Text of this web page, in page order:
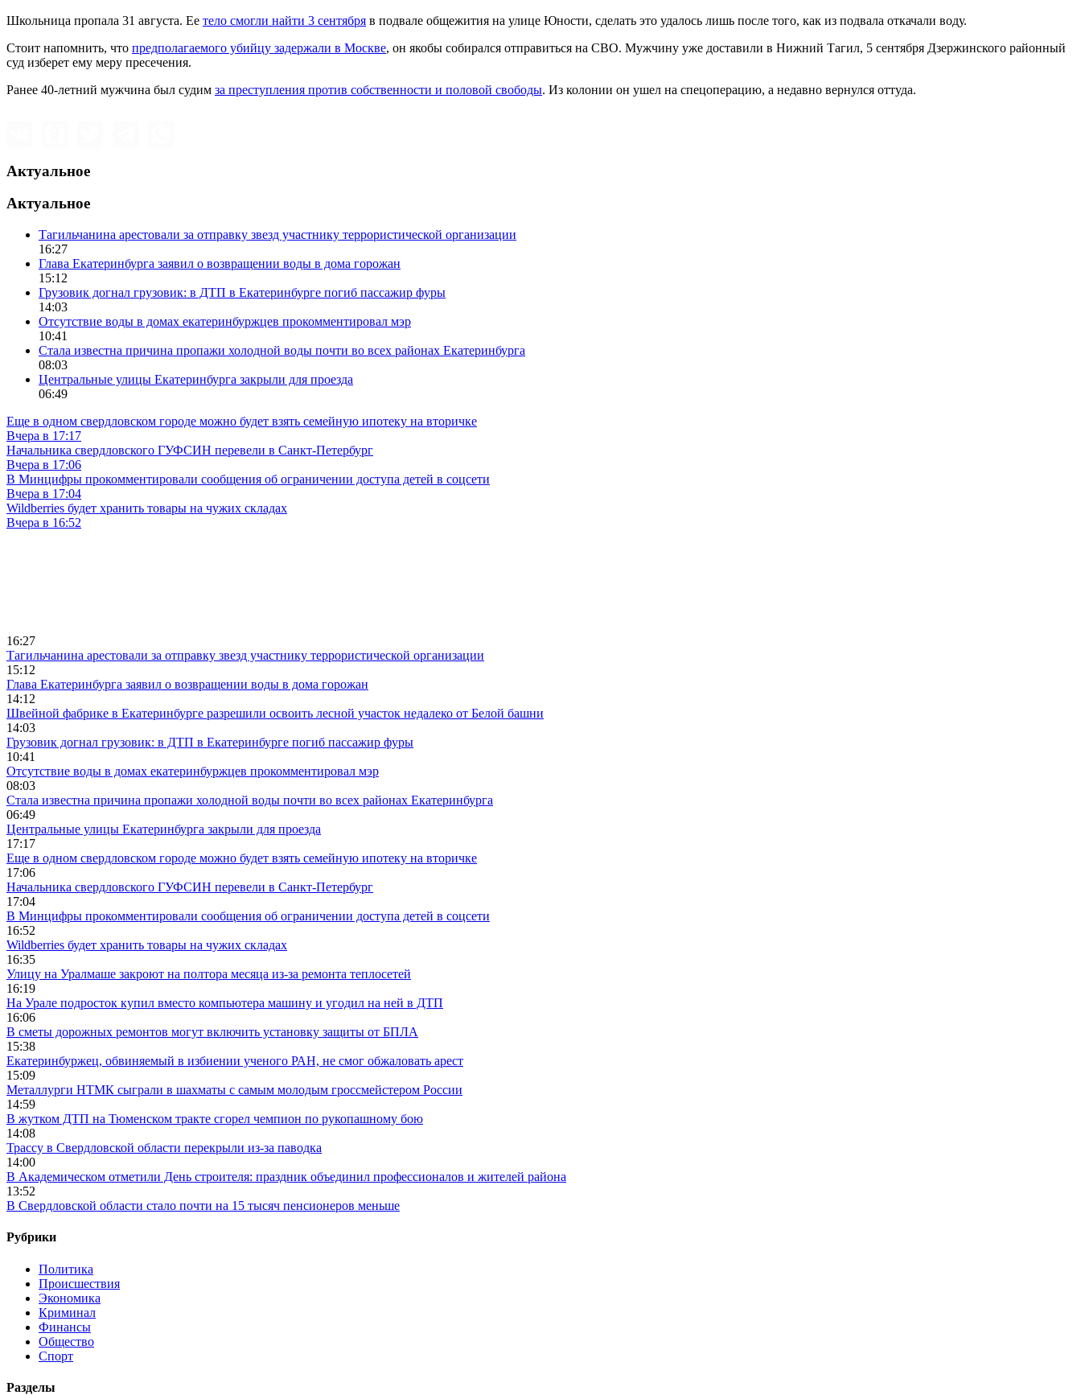
Школьница пропала 31 августа. Ее тело смогли найти 3 сентября в подвале общежития на улице Юности, сделать это удалось лишь после того, как из подвала откачали воду.
Стоит напомнить, что предполагаемого убийцу задержали в Москве, он якобы собирался отправиться на СВО. Мужчину уже доставили в Нижний Тагил, 5 сентября Дзержинского районный
суд изберет ему меру пресечения.
Ранее 40-летний мужчина был судим за преступления против собственности и половой свободы. Из колонии он ушел на спецоперацию, а недавно вернулся оттуда.
Актуальное
Актуальное
Тагильчанина арестовали за отправку звезд участнику террористической организации
16:27
Глава Екатеринбурга заявил о возвращении воды в дома горожан
15:12
Грузовик догнал грузовик: в ДТП в Екатеринбурге погиб пассажир фуры
14:03
Отсутствие воды в домах екатеринбуржцев прокомментировал мэр
10:41
Стала известна причина пропажи холодной воды почти во всех районах Екатеринбурга
08:03
Центральные улицы Екатеринбурга закрыли для проезда
06:49
Еще в одном свердловском городе можно будет взять семейную ипотеку на вторичке
Вчера в 17:17
Начальника свердловского ГУФСИН перевели в Санкт-Петербург
Вчера в 17:06
В Минцифры прокомментировали сообщения об ограничении доступа детей в соцсети
Вчера в 17:04
Wildberries будет хранить товары на чужих складах
Вчера в 16:52
16:27
Тагильчанина арестовали за отправку звезд участнику террористической организации
15:12
Глава Екатеринбурга заявил о возвращении воды в дома горожан
14:12
Швейной фабрике в Екатеринбурге разрешили освоить лесной участок недалеко от Белой башни
14:03
Грузовик догнал грузовик: в ДТП в Екатеринбурге погиб пассажир фуры
10:41
Отсутствие воды в домах екатеринбуржцев прокомментировал мэр
08:03
Стала известна причина пропажи холодной воды почти во всех районах Екатеринбурга
06:49
Центральные улицы Екатеринбурга закрыли для проезда
17:17
Еще в одном свердловском городе можно будет взять семейную ипотеку на вторичке
17:06
Начальника свердловского ГУФСИН перевели в Санкт-Петербург
17:04
В Минцифры прокомментировали сообщения об ограничении доступа детей в соцсети
16:52
Wildberries будет хранить товары на чужих складах
16:35
Улицу на Уралмаше закроют на полтора месяца из-за ремонта теплосетей
16:19
На Урале подросток купил вместо компьютера машину и угодил на ней в ДТП
16:06
В сметы дорожных ремонтов могут включить установку защиты от БПЛА
15:38
Екатеринбуржец, обвиняемый в избиении ученого РАН, не смог обжаловать арест
15:09
Металлурги НТМК сыграли в шахматы с самым молодым гроссмейстером России
14:59
В жутком ДТП на Тюменском тракте сгорел чемпион по рукопашному бою
14:08
Трассу в Свердловской области перекрыли из-за паводка
14:00
В Академическом отметили День строителя: праздник объединил профессионалов и жителей района
13:52
В Свердловской области стало почти на 15 тысяч пенсионеров меньше
Рубрики
Политика
Происшествия
Экономика
Криминал
Финансы
Общество
Спорт
Разделы